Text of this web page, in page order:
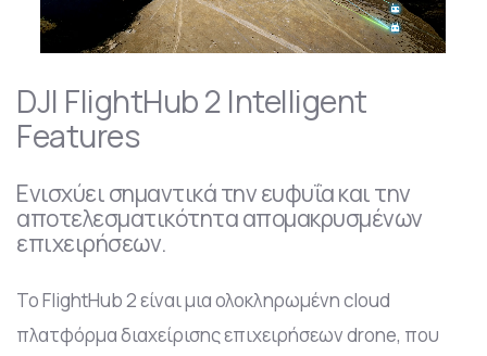
DJI FlightHub 2 Intelligent
Features
Ενισχύει σημαντικά την ευφυΐα και την
αποτελεσματικότητα απομακρυσμένων
επιχειρήσεων.
Το FlightHub 2 είναι μια ολοκληρωμένη cloud
πλατφόρμα διαχείρισης επιχειρήσεων drone, που